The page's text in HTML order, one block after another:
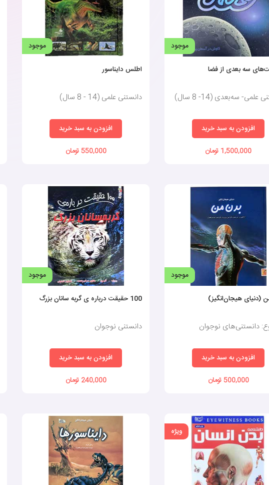
موجود
سه بعدی از فضا
علمی- سه‌بعدی (14- 8 سال)
افزودن به سبد خرید
1,500,000 تومان
موجود
اطلس دایناسور
دانستنی علمی (14 - 8 سال)
افزودن به سبد خرید
550,000 تومان
موجود
(دنیای هیجان‌انگیز)
دانستنی‌های نوجوان
افزودن به سبد خرید
500,000 تومان
موجود
100 حقیقت درباره ی گربه سانان بزرگ
دانستنی نوجوان
افزودن به سبد خرید
240,000 تومان
ویژه